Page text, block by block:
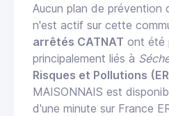
Aucun plan de prévention
n'est actif sur cette
arrêtés CATNAT ont été
principalement liés à
Risques et Pollutions
MAISONNAIS est
d'une minute sur France